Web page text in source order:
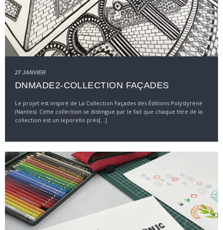
27 JANVIER
DNMADE2-COLLECTION FAÇADES
Le projet est inspiré de La Collection Façades des Éditions Polystyrène
(Nantes). Cette collection se distingue par le fait que chaque titre de la
collection est un leporello prés[...]